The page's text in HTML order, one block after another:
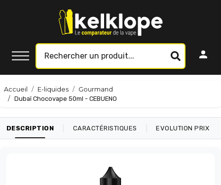
Accueil E-liquides
Gourmand
Dubaï Chocovape 50ml - CEBUENO
DESCRIPTION CARACTÉRISTIQUES EVOLUTION PRIX